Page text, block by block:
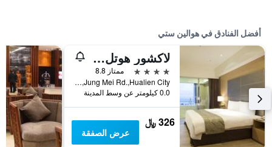
أفضل الفنادق في هوالين ستي
لاكشور هوتل هولين
4 نجوم
ممتاز 8.8
No.142,Jung Mei Rd.,Hualien City, هوالين ستي, تايوان
0.0 كيلومتر عن وسط المدينة
326 ﷼
عرض الصفقة